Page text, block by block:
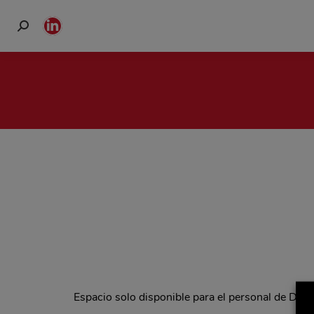
Buscar:
Linkedin
page
window
Espacio solo disponible para el personal de